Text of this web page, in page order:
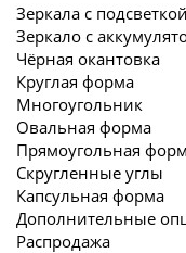
Зеркала с подсветкой
Зеркало с
Чёрная окантовка
Круглая форма
Многоугольник
Овальная форма
Прямоугольная
Скругленные углы
Капсульная форма
Дополнительные
Распродажа